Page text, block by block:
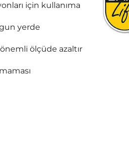
için kullanıma
yerde
ölçüde azaltır